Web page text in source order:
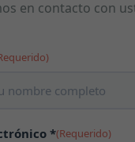
en contacto con
*(Requerido)